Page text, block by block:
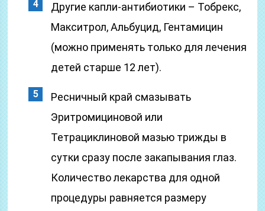
Другие капли-антибиотики – Тобрекс,
Макситрол, Альбуцид, Гентамицин
(можно применять только для лечения
детей старше 12 лет).
Ресничный край смазывать
Эритромициновой или
Тетрациклиновой мазью трижды в
сутки сразу после закапывания глаз.
Количество лекарства для одной
процедуры равняется размеру